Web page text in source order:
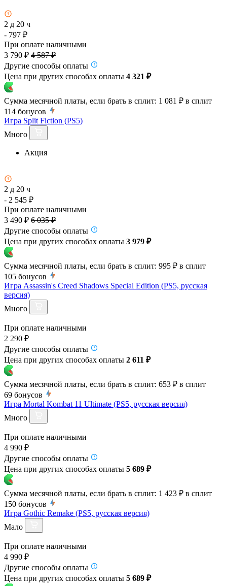
2 д 20 ч
- 797 ₽
При оплате наличными
3 790 ₽ 4 587 ₽
Другие способы оплаты
Цена при других способах оплаты 4 321 ₽
Сумма месячной платы, если брать в сплит: 1 081 ₽ в сплит
114 бонусов
Игра Split Fiction (PS5)
Много
Акция
2 д 20 ч
- 2 545 ₽
При оплате наличными
3 490 ₽ 6 035 ₽
Другие способы оплаты
Цена при других способах оплаты 3 979 ₽
Сумма месячной платы, если брать в сплит: 995 ₽ в сплит
105 бонусов
Игра Assassin's Creed Shadows Special Edition (PS5, русская
версия)
Много
При оплате наличными
2 290 ₽
Другие способы оплаты
Цена при других способах оплаты 2 611 ₽
Сумма месячной платы, если брать в сплит: 653 ₽ в сплит
69 бонусов
Игра Mortal Kombat 11 Ultimate (PS5, русская версия)
Много
При оплате наличными
4 990 ₽
Другие способы оплаты
Цена при других способах оплаты 5 689 ₽
Сумма месячной платы, если брать в сплит: 1 423 ₽ в сплит
150 бонусов
Игра Gothic Remake (PS5, русская версия)
Мало
При оплате наличными
4 990 ₽
Другие способы оплаты
Цена при других способах оплаты 5 689 ₽